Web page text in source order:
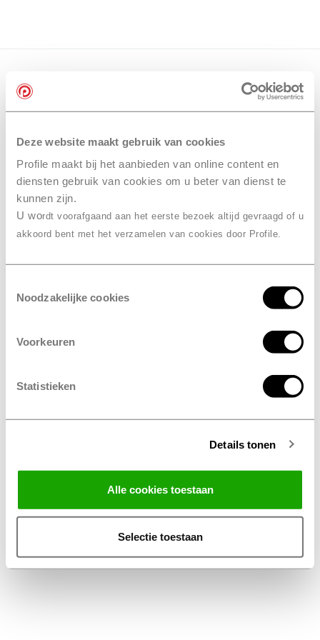
Deze website maakt gebruik van cookies
Profile maakt bij het aanbieden van online content en
diensten gebruik van cookies om u beter van dienst te
kunnen zijn.
U wordt voorafgaand aan het eerste bezoek altijd gevraagd of u
akkoord bent met het verzamelen van cookies door Profile.
Noodzakelijke cookies
Voorkeuren
Statistieken
Details tonen
Alle cookies toestaan
Selectie toestaan
Algemene Voorwaarden Thuiswinkel
Privacy Statement Profile Nederland B.V.
Disclaimer